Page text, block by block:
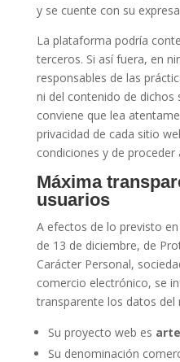
y se cuente con su
La plataforma podría
terceros. Si así fuera, en
responsables de las
ni del contenido de dichos
conviene que lea
privacidad de cada sitio
condiciones y de proceder
Máxima
usuarios
A efectos de lo previsto
de 13 de diciembre, de
Carácter Personal,
comercio electrónico, se
transparente los datos del
Su proyecto web es
Su denominación